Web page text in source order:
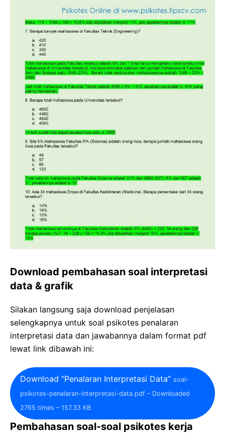
Download pembahasan soal interpretasi
data & grafik
Silakan langsung saja download penjelasan
selengkapnya untuk soal psikotes penalaran
interpretasi data dan jawabannya dalam format pdf
lewat link dibawah ini:
Download “Penalaran Interpretasi Data” soal-
psikotes-penalaran-interpretasi-data.pdf – Downloaded
2765 times – 157.33 KB
Pembahasan soal-soal psikotes kerja